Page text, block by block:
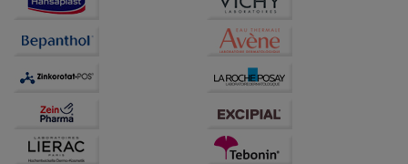
Informationen über die Art und Weise der Nutzung
unserer Website sammeln, mit deren Hilfe wir unsere
Website weiter für Sie optimieren können, den Inhalt
auf unserer Website aber auch die Werbung auf
Drittseiten möglichst relevant für Sie zu gestalten.
Bitte beachten Sie, dass Daten hierfür teilweise an
Dritte wie z.B. Google oder soziale Medien
übertragen werden.